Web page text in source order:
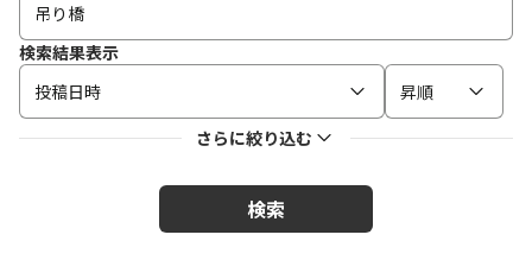
検索結果表示
投稿日時
昇順
さらに絞り込む
検索